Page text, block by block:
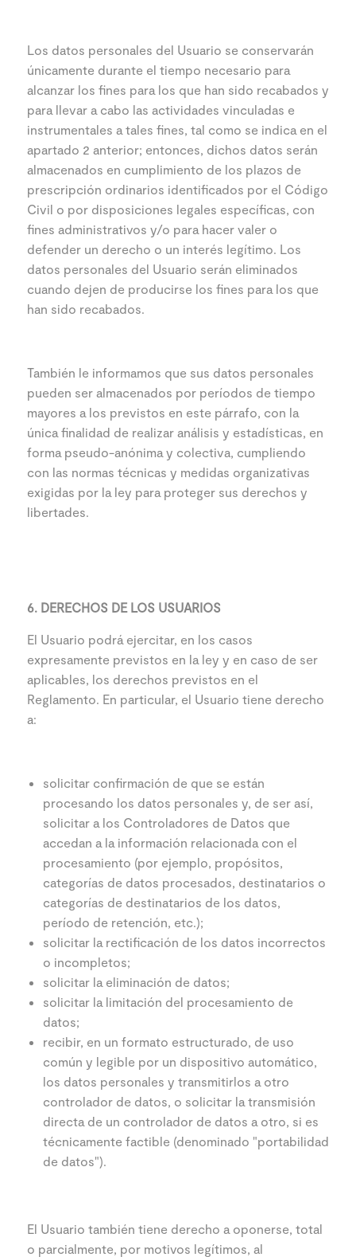
Los datos personales del Usuario se conservarán
únicamente durante el tiempo necesario para
alcanzar los fines para los que han sido recabados y
para llevar a cabo las actividades vinculadas e
instrumentales a tales fines, tal como se indica en el
apartado 2 anterior; entonces, dichos datos serán
almacenados en cumplimiento de los plazos de
prescripción ordinarios identificados por el Código
Civil o por disposiciones legales específicas, con
fines administrativos y/o para hacer valer o
defender un derecho o un interés legítimo. Los
datos personales del Usuario serán eliminados
cuando dejen de producirse los fines para los que
han sido recabados.
También le informamos que sus datos personales
pueden ser almacenados por períodos de tiempo
mayores a los previstos en este párrafo, con la
única finalidad de realizar análisis y estadísticas, en
forma pseudo-anónima y colectiva, cumpliendo
con las normas técnicas y medidas organizativas
exigidas por la ley para proteger sus derechos y
libertades.
6. DERECHOS DE LOS USUARIOS
El Usuario podrá ejercitar, en los casos
expresamente previstos en la ley y en caso de ser
aplicables, los derechos previstos en el
Reglamento. En particular, el Usuario tiene derecho
a:
solicitar confirmación de que se están
procesando los datos personales y, de ser así,
solicitar a los Controladores de Datos que
accedan a la información relacionada con el
procesamiento (por ejemplo, propósitos,
categorías de datos procesados, destinatarios o
categorías de destinatarios de los datos,
período de retención, etc.);
solicitar la rectificación de los datos incorrectos
o incompletos;
solicitar la eliminación de datos;
solicitar la limitación del procesamiento de
datos;
recibir, en un formato estructurado, de uso
común y legible por un dispositivo automático,
los datos personales y transmitirlos a otro
controlador de datos, o solicitar la transmisión
directa de un controlador de datos a otro, si es
técnicamente factible (denominado "portabilidad
de datos").
El Usuario también tiene derecho a oponerse, total
o parcialmente, por motivos legítimos, al